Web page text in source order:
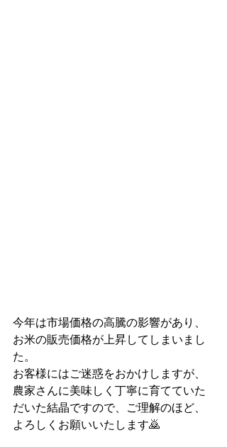
今年は市場価格の高騰の影響があり、
お米の販売価格が上昇してしまいまし
た。
お客様にはご迷惑をおかけしますが、
農家さんに美味しく丁寧に育てていた
だいた結晶ですので、ご理解のほど、
よろしくお願いいたします🙇